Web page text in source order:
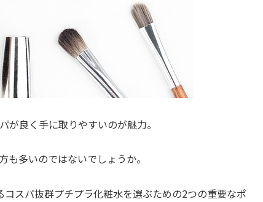
良く手に取りやすいのが魅力。
多いのではないでしょうか。
スパ抜群プチプラ化粧水を選ぶための2つの重要なポ